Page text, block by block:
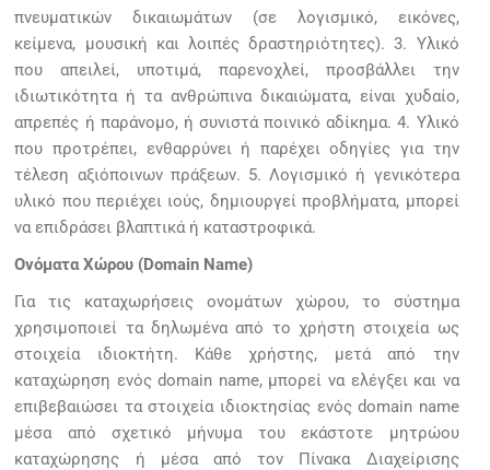
πνευματικών δικαιωμάτων (σε λογισμικό, εικόνες,
κείμενα, μουσική και λοιπές δραστηριότητες). 3. Υλικό
που απειλεί, υποτιμά, παρενοχλεί, προσβάλλει την
ιδιωτικότητα ή τα ανθρώπινα δικαιώματα, είναι χυδαίο,
απρεπές ή παράνομο, ή συνιστά ποινικό αδίκημα. 4. Υλικό
που προτρέπει, ενθαρρύνει ή παρέχει οδηγίες για την
τέλεση αξιόποινων πράξεων. 5. Λογισμικό ή γενικότερα
υλικό που περιέχει ιούς, δημιουργεί προβλήματα, μπορεί
να επιδράσει βλαπτικά ή καταστροφικά.
Ονόματα Χώρου (Domain Name)
Για τις καταχωρήσεις ονομάτων χώρου, το σύστημα
χρησιμοποιεί τα δηλωμένα από το χρήστη στοιχεία ως
στοιχεία ιδιοκτήτη. Κάθε χρήστης, μετά από την
καταχώρηση ενός domain name, μπορεί να ελέγξει και να
επιβεβαιώσει τα στοιχεία ιδιοκτησίας ενός domain name
μέσα από σχετικό μήνυμα του εκάστοτε μητρώου
καταχώρησης ή μέσα από τον Πίνακα Διαχείρισης